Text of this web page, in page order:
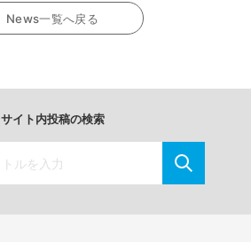
News一覧へ戻る
サイト内投稿の検索